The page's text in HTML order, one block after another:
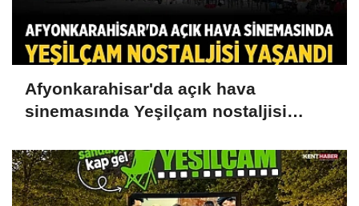
Afyonkarahisar'da açık hava
sinemasında Yeşilçam nostaljisi